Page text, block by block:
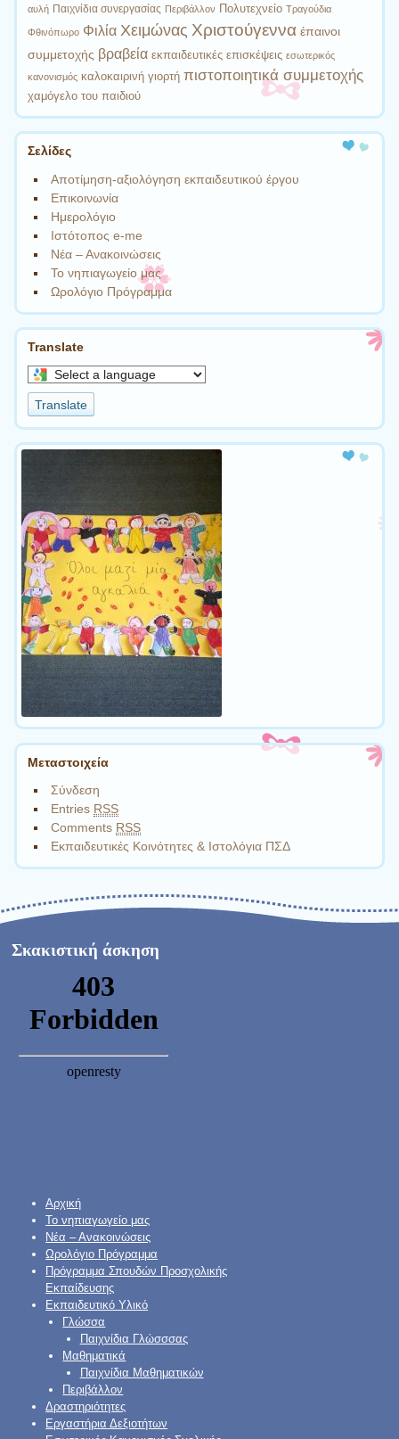
αυλή Παιχνίδια συνεργασίας Περιβάλλον Πολυτεχνείο Τραγούδια
Φθινόπωρο Φιλία Χειμώνας Χριστούγεννα έπαινοι
συμμετοχής βραβεία εκπαιδευτικές επισκέψεις εσωτερικός
κανονισμός καλοκαιρινή γιορτή πιστοποιητικά συμμετοχής
χαμόγελο του παιδιού
Σελίδες
Αποτίμηση-αξιολόγηση εκπαιδευτικού έργου
Επικοινωνία
Ημερολόγιο
Ιστότοπος e-me
Νέα – Ανακοινώσεις
Το νηπιαγωγείο μας
Ωρολόγιο Πρόγραμμα
Translate
Select
a
language
to
translate
Translate
Μεταστοιχεία
Σύνδεση
Entries RSS
Comments RSS
Εκπαιδευτικές Κοινότητες & Ιστολόγια ΠΣΔ
Σκακιστική άσκηση
Αρχική
Το νηπιαγωγείο μας
Νέα – Ανακοινώσεις
Ωρολόγιο Πρόγραμμα
Πρόγραμμα Σπουδών Προσχολικής
Εκπαίδευσης
Εκπαιδευτικό Υλικό
Γλώσσα
Παιχνίδια Γλώσσσας
Μαθηματικά
Παιχνίδια Μαθηματικών
Περιβάλλον
Δραστηριότητες
Εργαστήρια Δεξιοτήτων